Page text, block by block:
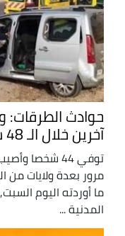
آخرين خلال الـ 48 ساعة الأخيرة
ما أوردته اليوم
المدنية ...